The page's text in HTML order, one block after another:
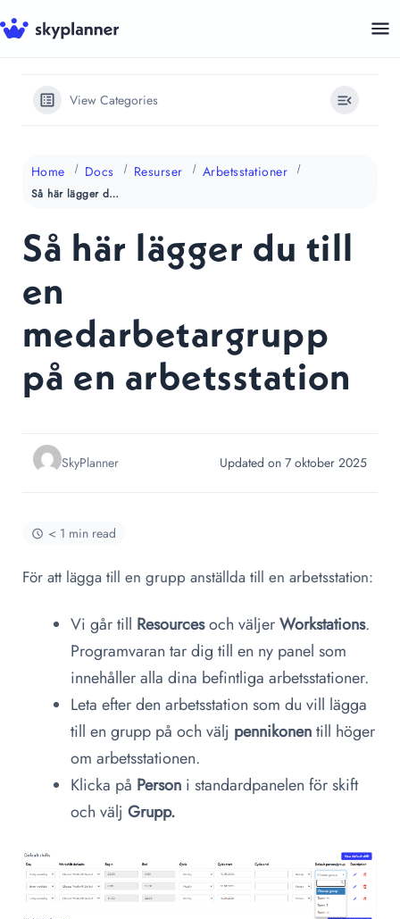
Hoppa
till
View Categories
Home Docs Resurser Arbetsstationer
Så här lägger du till en medarbetargrupp på en arbetsstation
Så här lägger du till
en
medarbetargrupp
på en arbetsstation
SkyPlanner Updated on 7 oktober 2025
< 1 min read
För att lägga till en grupp anställda till en arbetsstation:
Vi går till Resourcesoch väljerWorkstations.
Programvaran tar dig till en ny panel som
innehåller alla dina befintliga arbetsstationer.
Leta efter den arbetsstation som du vill lägga
till en grupp på och välj pennikonentill höger
om arbetsstationen.
Klicka på Person i standardpanelen för skift
och välj Grupp.